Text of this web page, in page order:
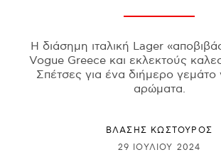
Η διάσημη ιταλική Lager
Vogue Greece και εκλεκτούς
Σπέτσες για ένα διήμερο γεμάτο
αρώματα.
ΒΛΑΣΗΣ ΚΩΣΤΟΥΡΟΣ
29 ΙΟΥΛΊΟΥ 2024